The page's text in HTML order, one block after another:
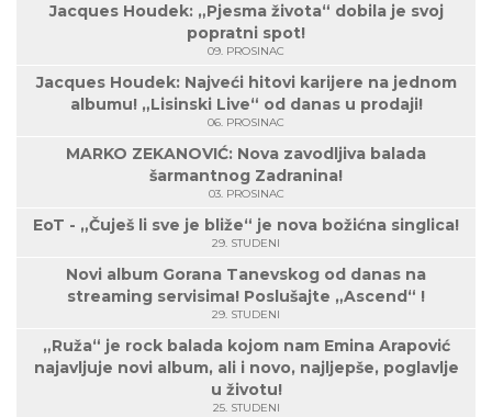
Jacques Houdek: „Pjesma života“ dobila je svoj
popratni spot!
09. PROSINAC
Jacques Houdek: Najveći hitovi karijere na jednom
albumu! „Lisinski Live“ od danas u prodaji!
06. PROSINAC
MARKO ZEKANOVIĆ: Nova zavodljiva balada
šarmantnog Zadranina!
03. PROSINAC
EoT - „Čuješ li sve je bliže“ je nova božićna singlica!
29. STUDENI
Novi album Gorana Tanevskog od danas na
streaming servisima! Poslušajte „Ascend“ !
29. STUDENI
„Ruža“ je rock balada kojom nam Emina Arapović
najavljuje novi album, ali i novo, najljepše, poglavlje
u životu!
25. STUDENI